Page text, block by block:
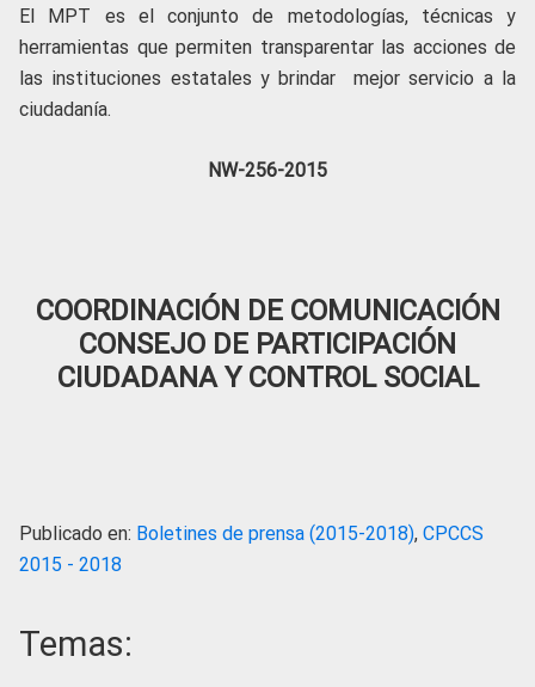
El MPT es el conjunto de metodologías, técnicas y
herramientas que permiten transparentar las acciones de
las instituciones estatales y brindar mejor servicio a la
ciudadanía.
NW-256-2015
COORDINACIÓN DE COMUNICACIÓN
CONSEJO DE PARTICIPACIÓN
CIUDADANA Y CONTROL SOCIAL
Publicado en: Boletines de prensa (2015-2018), CPCCS
2015 - 2018
Temas: